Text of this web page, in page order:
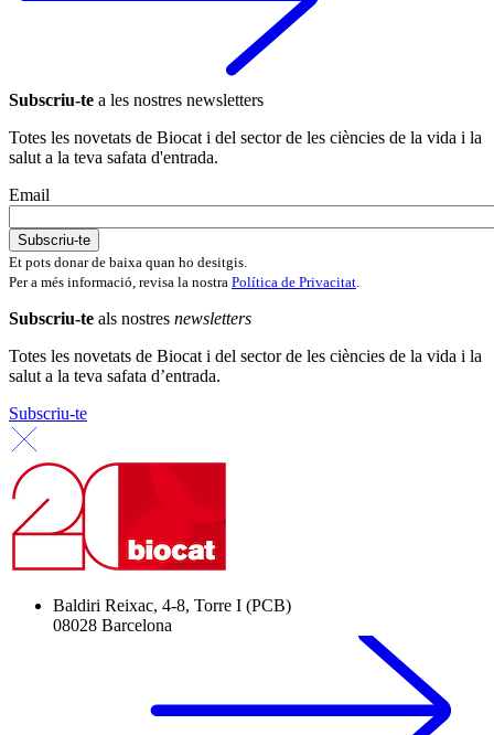
Subscriu-te a les nostres newsletters
Totes les novetats de Biocat i del sector de les ciències de la vida i la
salut a la teva safata d'entrada.
Email
Et pots donar de baixa quan ho desitgis.
Per a més informació, revisa la nostra Política de Privacitat.
Subscriu-te als nostres newsletters
Totes les novetats de Biocat i del sector de les ciències de la vida i la
salut a la teva safata d’entrada.
Subscriu-te
Baldiri Reixac, 4-8, Torre I (PCB)
08028 Barcelona